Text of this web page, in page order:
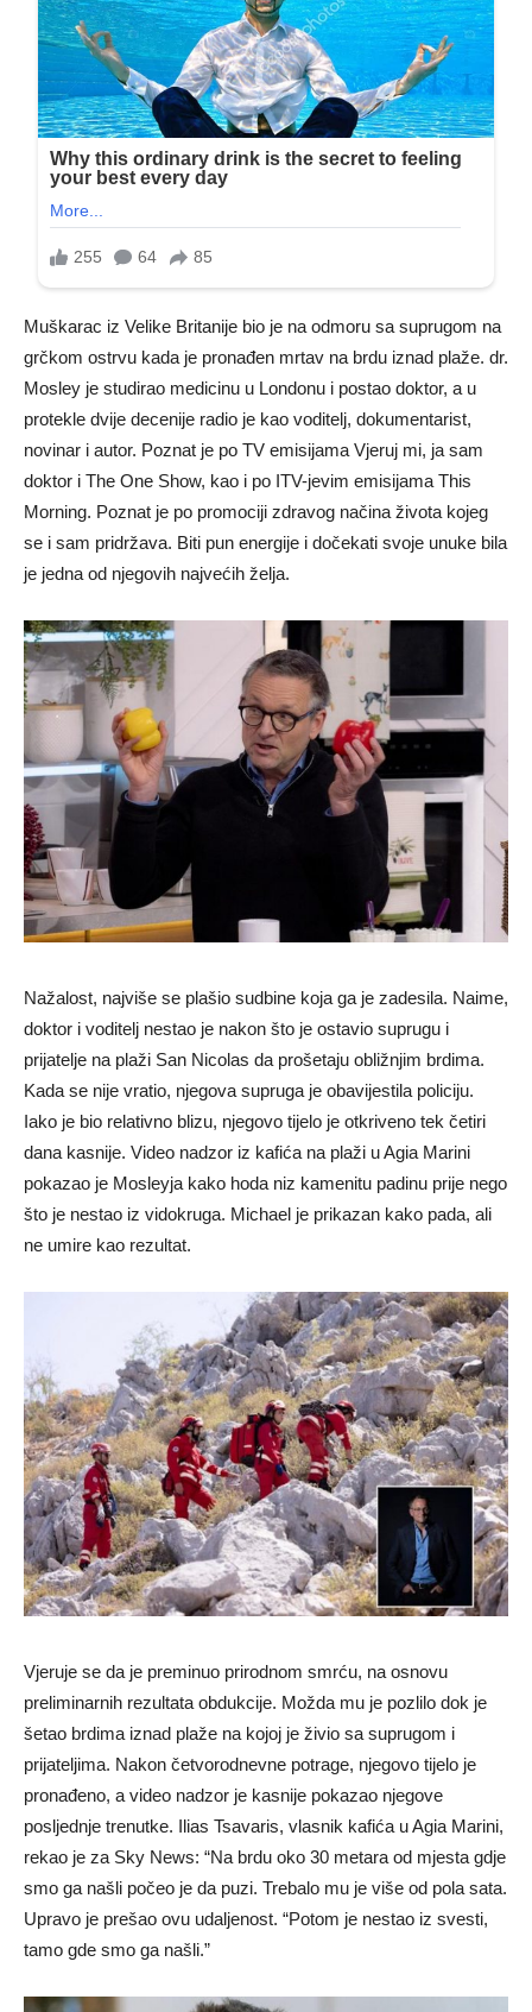
Muškarac iz Velike Britanije bio je na odmoru sa suprugom na
grčkom ostrvu kada je pronađen mrtav na brdu iznad plaže. dr.
Mosley je studirao medicinu u Londonu i postao doktor, a u
protekle dvije decenije radio je kao voditelj, dokumentarist,
novinar i autor. Poznat je po TV emisijama Vjeruj mi, ja sam
doktor i The One Show, kao i po ITV-jevim emisijama This
Morning. Poznat je po promociji zdravog načina života kojeg
se i sam pridržava. Biti pun energije i dočekati svoje unuke bila
je jedna od njegovih najvećih želja.
Nažalost, najviše se plašio sudbine koja ga je zadesila. Naime,
doktor i voditelj nestao je nakon što je ostavio suprugu i
prijatelje na plaži San Nicolas da prošetaju obližnjim brdima.
Kada se nije vratio, njegova supruga je obavijestila policiju.
Iako je bio relativno blizu, njegovo tijelo je otkriveno tek četiri
dana kasnije. Video nadzor iz kafića na plaži u Agia Marini
pokazao je Mosleyja kako hoda niz kamenitu padinu prije nego
što je nestao iz vidokruga. Michael je prikazan kako pada, ali
ne umire kao rezultat.
Vjeruje se da je preminuo prirodnom smrću, na osnovu
preliminarnih rezultata obdukcije. Možda mu je pozlilo dok je
šetao brdima iznad plaže na kojoj je živio sa suprugom i
prijateljima. Nakon četvorodnevne potrage, njegovo tijelo je
pronađeno, a video nadzor je kasnije pokazao njegove
posljednje trenutke. Ilias Tsavaris, vlasnik kafića u Agia Marini,
rekao je za Sky News: “Na brdu oko 30 metara od mjesta gdje
smo ga našli počeo je da puzi. Trebalo mu je više od pola sata.
Upravo je prešao ovu udaljenost. “Potom je nestao iz svesti,
tamo gde smo ga našli.”